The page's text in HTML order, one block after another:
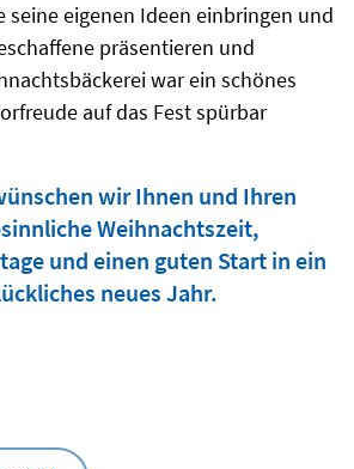
seine eigenen Ideen einbringen und
präsentieren und
war ein schönes
auf das Fest spürbar
wir Ihnen und Ihren
Weihnachtszeit,
und einen guten Start in ein
neues Jahr.